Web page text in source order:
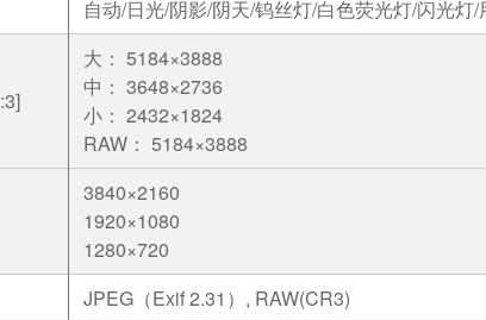
自动/日光/阴影/阴天/钨丝灯/白色荧光灯/闪光灯/
大： 5184×3888
中： 3648×2736
小： 2432×1824
RAW： 5184×3888
3840×2160
1920×1080
1280×720
JPEG（Exif 2.31）, RAW(CR3)